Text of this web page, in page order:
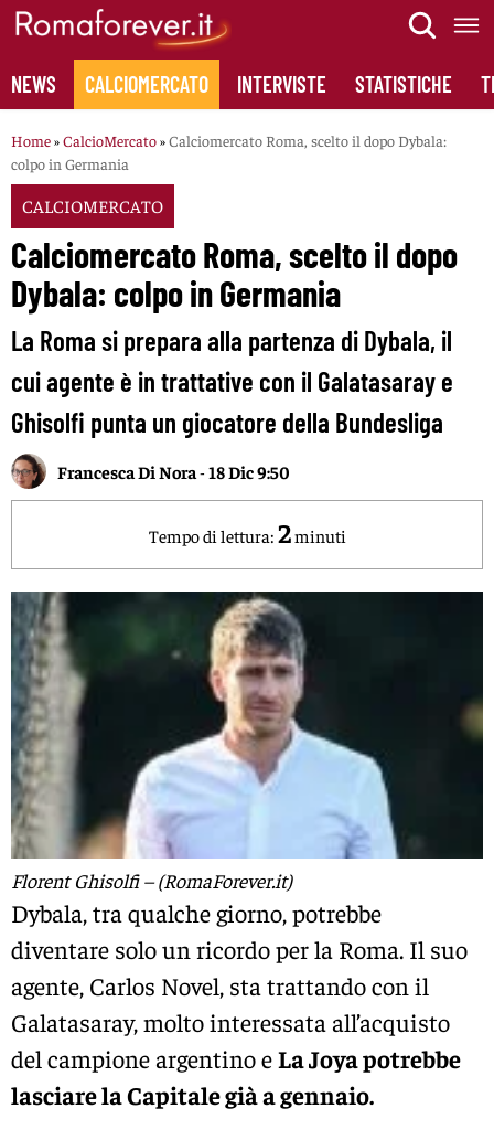
Skip
content
NEWS CALCIOMERCATO INTERVISTE STATISTICHE
Home»CalcioMercato»Calciomercato Roma, scelto il dopo Dybala:
colpo in Germania
CALCIOMERCATO
Calciomercato Roma, scelto il dopo
Dybala: colpo in Germania
La Roma si prepara alla partenza di Dybala, il
cui agente è in trattative con il Galatasaray e
Ghisolfi punta un giocatore della Bundesliga
Francesca Di Nora -18 Dic 9:50
Tempo di lettura: 2minuti
Florent Ghisolfi – (RomaForever.it)
Dybala, tra qualche giorno, potrebbe
diventare solo un ricordo per la Roma. Il suo
agente, Carlos Novel, sta trattando con il
Galatasaray, molto interessata all’acquisto
del campione argentino eLa Joya potrebbe
lasciare la Capitale già a gennaio.